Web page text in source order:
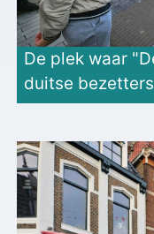
De plek waar
duitse